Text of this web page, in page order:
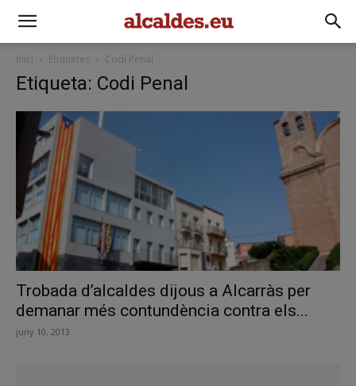
Inici Etiquetes Codi Penal
Etiqueta: Codi Penal
Trobada d’alcaldes dijous a Alcarràs per
demanar més contundència contra els...
juny 10, 2013